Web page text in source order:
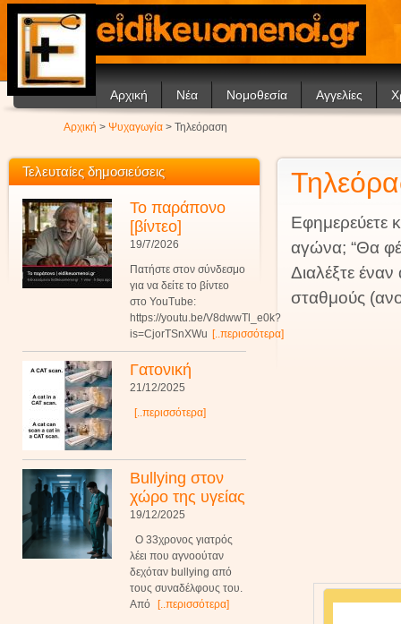
Αρχική Νέα
Ανακοινώσεις
Νομοθεσία Αγγελίες
Αρχική > Ψυχαγωγία > Τηλεόραση
Εφημερεύετε
αγώνα; “Θα
Διαλέξτε
σταθμούς
Τελευταίες δημοσιεύσεις
Το παράπονο
[βίντεο]
19/7/2026
Πατήστε στον σύνδεσμο
για να δείτε το βίντεο
στο YouTube:
https://youtu.be/V8dwwTl_e0k?
is=CjorTSnXWu [..περισσότερα]
Γατονική
21/12/2025
[..περισσότερα]
Bullying στον
χώρο της υγείας
19/12/2025
Ο 33χρονος γιατρός
λέει που αγνοούταν
δεχόταν bullying από
τους συναδέλφους του.
Από
[..περισσότερα]